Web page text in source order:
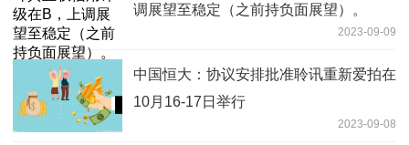
调展望至稳定（之前持负面展望）。
2023-09-09
中国恒大：协议安排批准聆讯重新爱拍在
10月16-17日举行
2023-09-08